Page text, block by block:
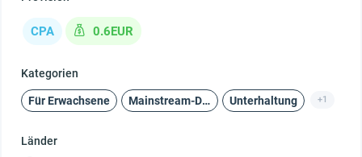
CPA 0.6EUR
Kategorien
Für Erwachsene Mainstream-Dating Unterhaltung +1
Länder